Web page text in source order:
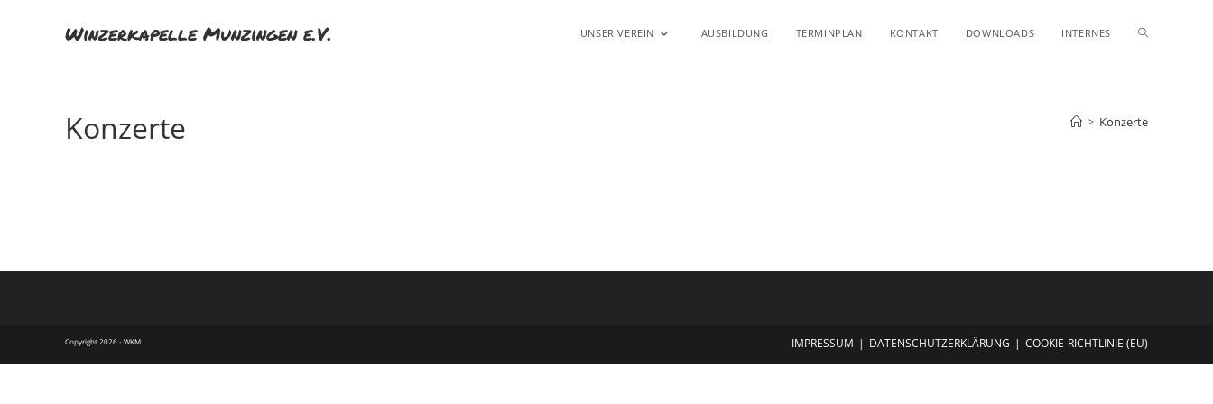
Winzerkapelle Munzingen e.V. UNSER VEREIN AUSBILDUNG TERMINPLAN KONTAKT DOWNLOADS INTERNES WEBSITE-
Konzerte > Konzerte
IMPRESSUM DATENSCHUTZERKLÄRUNG COOKIE-RICHTLINIE (EU)
Copyright 2026 - WKM